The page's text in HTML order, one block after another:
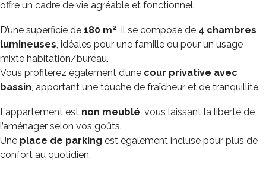
offre un cadre de vie agréable et fonctionnel.
D’une superficie de 180 m², il se compose de 4 chambres
lumineuses, idéales pour une famille ou pour un usage
mixte habitation/bureau.
Vous profiterez également d’une cour privative avec
bassin, apportant une touche de fraîcheur et de tranquillité.
L’appartement est non meublé, vous laissant la liberté de
l’aménager selon vos goûts.
Une place de parking est également incluse pour plus de
confort au quotidien.